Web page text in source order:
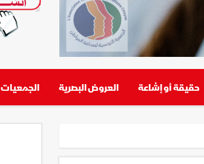
حقيقة أو إشاعة العروض البصرية الجمعيات